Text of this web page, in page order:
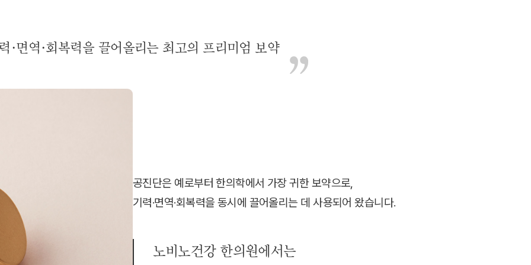
·면역·회복력을 끌어올리는 최고의 프리미엄 보약
공진단은 예로부터 한의학에서 가장 귀한 보약으로,
기력·면역·회복력을 동시에 끌어올리는 데 사용되어 왔습니다.
노비노건강 한의원에서는